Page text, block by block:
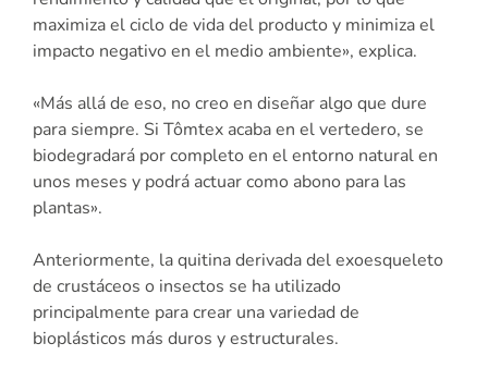
maximiza el ciclo de vida del producto y minimiza el
impacto negativo en el medio ambiente», explica.
«Más allá de eso, no creo en diseñar algo que dure
para siempre. Si Tômtex acaba en el vertedero, se
biodegradará por completo en el entorno natural en
unos meses y podrá actuar como abono para las
plantas».
Anteriormente, la quitina derivada del exoesqueleto
de crustáceos o insectos se ha utilizado
principalmente para crear una variedad de
bioplásticos más duros y estructurales.